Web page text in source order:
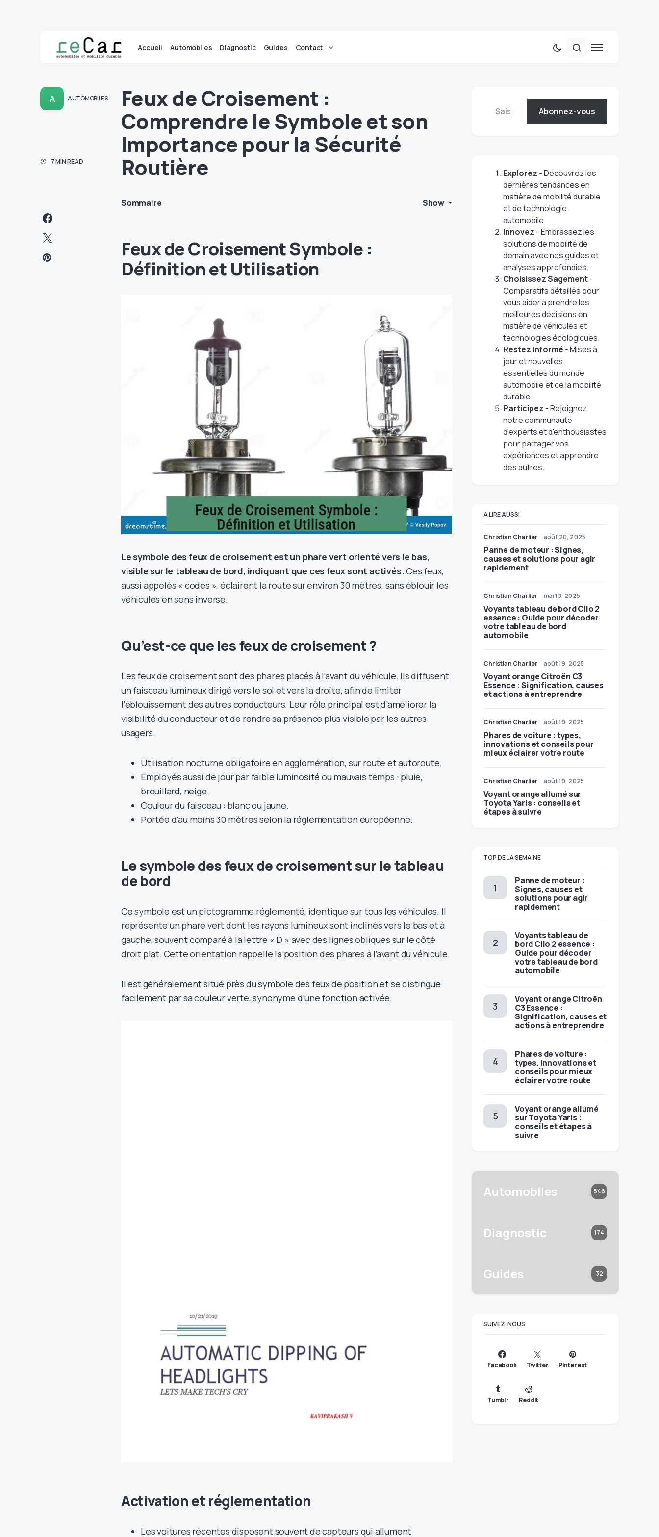
Accueil Automobiles Diagnostic Guides Contact
A AUTOMOBILES
7 MIN READ
Feux de Croisement :
Comprendre le Symbole et son
Importance pour la Sécurité
Routière
Sommaire Show
Feux de Croisement Symbole :
Définition et Utilisation
Le symbole des feux de croisement est un phare vert orienté vers le bas,
visible sur le tableau de bord, indiquant que ces feux sont activés.Ces feux,
aussi appelés « codes », éclairent la route sur environ 30 mètres, sans éblouir les
véhicules en sens inverse.
Qu’est-ce que les feux de croisement ?
Les feux de croisement sont des phares placés à l’avant du véhicule. Ils diffusent
un faisceau lumineux dirigé vers le sol et vers la droite, afin de limiter
l’éblouissement des autres conducteurs. Leur rôle principal est d’améliorer la
visibilité du conducteur et de rendre sa présence plus visible par les autres
usagers.
Utilisation nocturne obligatoire en agglomération, sur route et autoroute.
Employés aussi de jour par faible luminosité ou mauvais temps : pluie,
brouillard, neige.
Couleur du faisceau : blanc ou jaune.
Portée d’au moins 30 mètres selon la réglementation européenne.
Le symbole des feux de croisement sur le tableau
de bord
Ce symbole est un pictogramme réglementé, identique sur tous les véhicules. Il
représente un phare vert dont les rayons lumineux sont inclinés vers le bas et à
gauche, souvent comparé à la lettre « D » avec des lignes obliques sur le côté
droit plat. Cette orientation rappelle la position des phares à l’avant du véhicule.
Il est généralement situé près du symbole des feux de position et se distingue
facilement par sa couleur verte, synonyme d’une fonction activée.
Activation et réglementation
Les voitures récentes disposent souvent de capteurs qui allument
Abonnez-vous
Explorez - Découvrez les
dernières tendances en
matière de mobilité durable
et de technologie
automobile.
Innovez - Embrassez les
solutions de mobilité de
demain avec nos guides et
analyses approfondies.
Choisissez Sagement-
Comparatifs détaillés pour
vous aider à prendre les
meilleures décisions en
matière de véhicules et
technologies écologiques.
Restez Informé - Mises à
jour et nouvelles
essentielles du monde
automobile et de la mobilité
durable.
Participez - Rejoignez
notre communauté
d'experts et d'enthousiastes
pour partager vos
expériences et apprendre
des autres.
A LIRE AUSSI
Christian Charlier août 20, 2025
Panne de moteur : Signes,
causes et solutions pour agir
rapidement
Christian Charlier mai 13, 2025
Voyants tableau de bord Clio 2
essence : Guide pour décoder
votre tableau de bord
automobile
Christian Charlier août 19, 2025
Voyant orange Citroën C3
Essence : Signification, causes
et actions à entreprendre
Christian Charlier août 19, 2025
Phares de voiture : types,
innovations et conseils pour
mieux éclairer votre route
Christian Charlier août 19, 2025
Voyant orange allumé sur
Toyota Yaris : conseils et
étapes à suivre
TOP DE LA SEMAINE
Panne de moteur :
Signes, causes et
solutions pour agir
rapidement
Voyants tableau de
bord Clio 2 essence :
Guide pour décoder
votre tableau de bord
automobile
Voyant orange Citroën
C3 Essence :
Signification, causes et
actions à entreprendre
Phares de voiture :
types, innovations et
conseils pour mieux
éclairer votre route
Voyant orange allumé
sur Toyota Yaris :
conseils et étapes à
suivre
Automobiles 546
Diagnostic 174
Guides 32
SUIVEZ-NOUS
Facebook Twitter Pinterest
Tumblr Reddit